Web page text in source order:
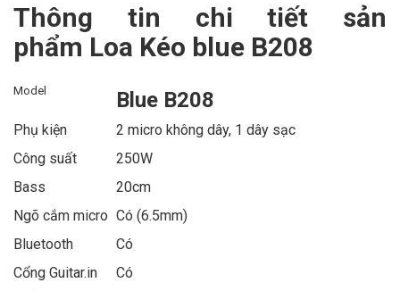
Thông tin chi tiết sản
phẩm Loa Kéo blue B208
Model Blue B208
Phụ kiện
2 micro không dây, 1 dây sạc
Công suất
250W
Bass
20cm
Ngõ cắm micro Có (6.5mm)
Bluetooth
Có
Cổng Guitar.in
Có